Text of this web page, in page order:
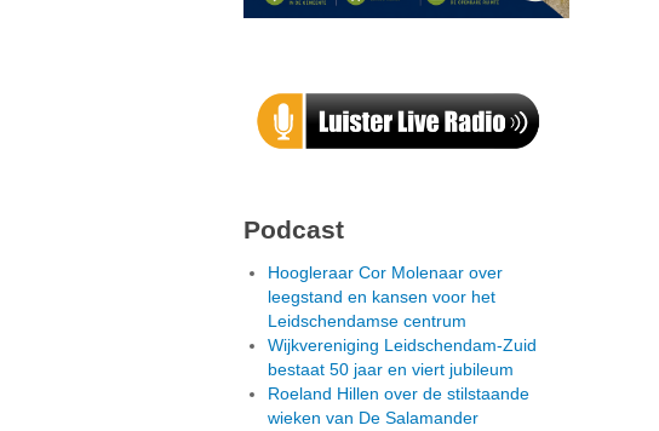
Podcast
Hoogleraar Cor Molenaar over
leegstand en kansen voor het
Leidschendamse centrum
Wijkvereniging Leidschendam-Zuid
bestaat 50 jaar en viert jubileum
Roeland Hillen over de stilstaande
wieken van De Salamander